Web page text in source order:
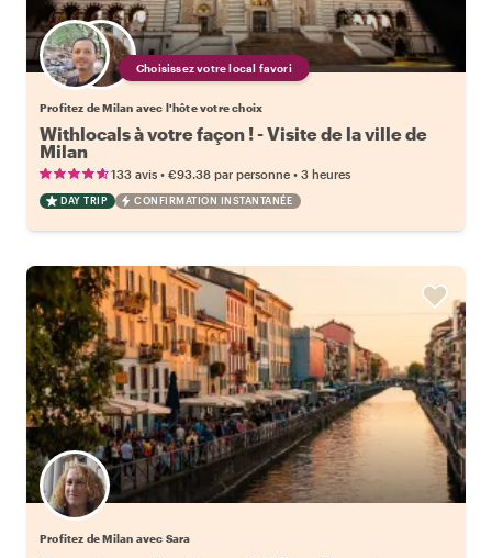
Choisissez votre local favori
Profitez de Milan avec l'hôte votre choix
Withlocals à votre façon ! - Visite de la ville de
Milan
133 avis • €93.38 par personne • 3 heures
DAY TRIP CONFIRMATION INSTANTANÉE
Profitez de Milan avec Sara